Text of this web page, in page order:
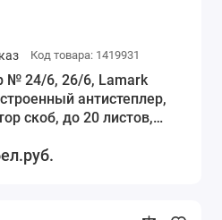
Код товара: 1419931
№ 24/6, 26/6, Lamark
антистеплер,
скоб, до 20 листов,